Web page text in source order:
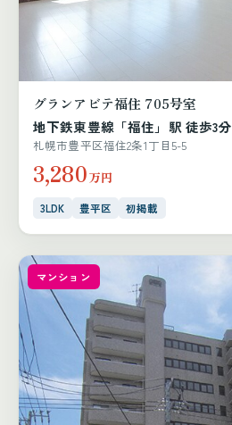
グランアビテ福住 705号室
地下鉄東豊線「福住」駅 徒歩3分
札幌市豊平区福住2条1丁目5-5
3,280万円
3LDK 豊平区 初掲載
マンション